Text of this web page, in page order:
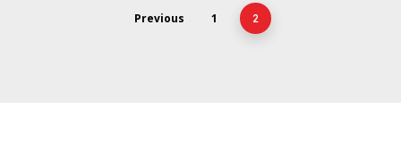
Previous 1 2